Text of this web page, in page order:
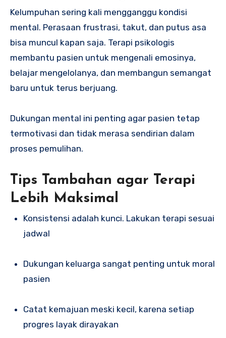
Kelumpuhan sering kali mengganggu kondisi
mental. Perasaan frustrasi, takut, dan putus asa
bisa muncul kapan saja. Terapi psikologis
membantu pasien untuk mengenali emosinya,
belajar mengelolanya, dan membangun semangat
baru untuk terus berjuang.
Dukungan mental ini penting agar pasien tetap
termotivasi dan tidak merasa sendirian dalam
proses pemulihan.
Tips Tambahan agar Terapi
Lebih Maksimal
Konsistensi adalah kunci. Lakukan terapi sesuai
jadwal
Dukungan keluarga sangat penting untuk moral
pasien
Catat kemajuan meski kecil, karena setiap
progres layak dirayakan